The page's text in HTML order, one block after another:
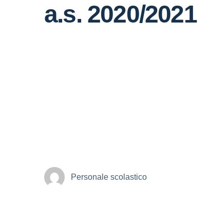
a.s. 2020/2021
Personale scolastico